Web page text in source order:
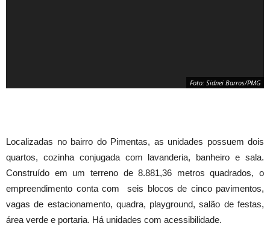
Foto: Sidnei Barros/PMG
Localizadas no bairro do Pimentas, as unidades possuem dois
quartos, cozinha conjugada com lavanderia, banheiro e sala.
Construído em um terreno de 8.881,36 metros quadrados, o
empreendimento conta com seis blocos de cinco pavimentos,
vagas de estacionamento, quadra, playground, salão de festas,
área verde e portaria. Há unidades com acessibilidade.